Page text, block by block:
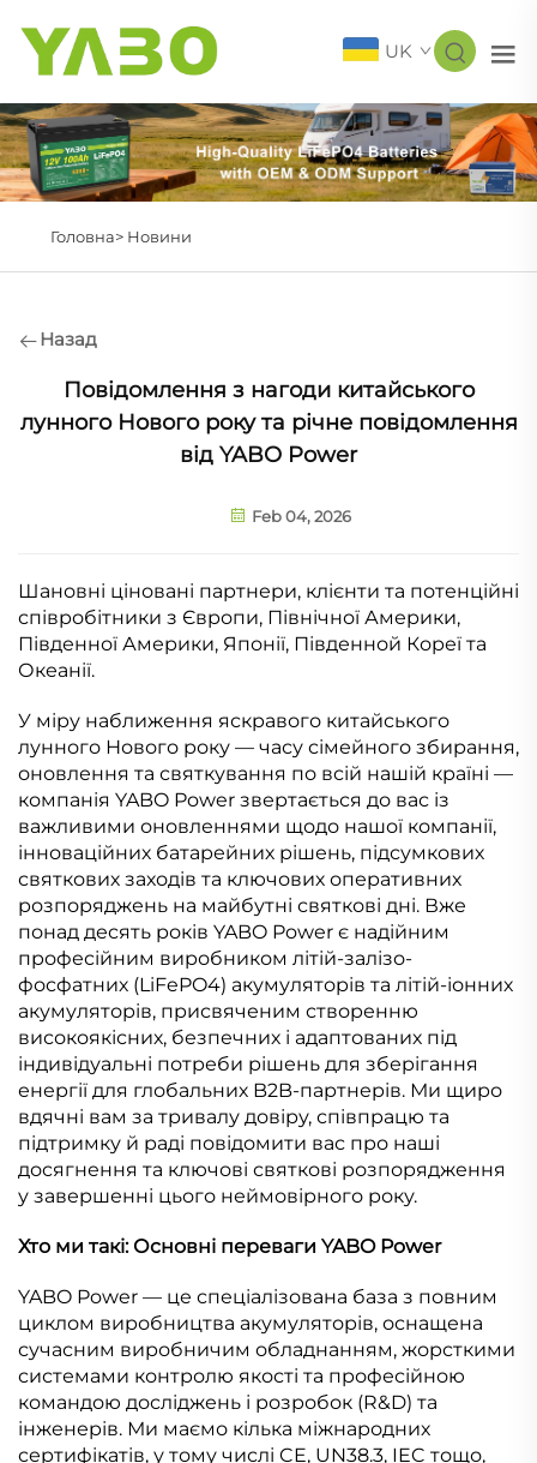
UK
Головна> Новини
Назад
Повідомлення з нагоди китайського
лунного Нового року та річне повідомлення
від YABO Power
Feb 04, 2026
Шановні ціновані партнери, клієнти та потенційні
співробітники з Європи, Північної Америки,
Південної Америки, Японії, Південной Кореї та
Океанії.
У міру наближення яскравого китайського
лунного Нового року — часу сімейного збирання,
оновлення та святкування по всій нашій країні —
компанія YABO Power звертається до вас із
важливими оновленнями щодо нашої компанії,
інноваційних батарейних рішень, підсумкових
святкових заходів та ключових оперативних
розпоряджень на майбутні святкові дні. Вже
понад десять років YABO Power є надійним
професійним виробником літій-залізо-
фосфатних (LiFePO4) акумуляторів та літій-іонних
акумуляторів, присвяченим створенню
високоякісних, безпечних і адаптованих під
індивідуальні потреби рішень для зберігання
енергії для глобальних B2B-партнерів. Ми щиро
вдячні вам за тривалу довіру, співпрацю та
підтримку й раді повідомити вас про наші
досягнення та ключові святкові розпорядження
у завершенні цього неймовірного року.
Хто ми такі: Основні переваги YABO Power
YABO Power — це спеціалізована база з повним
циклом виробництва акумуляторів, оснащена
сучасним виробничим обладнанням, жорсткими
системами контролю якості та професійною
командою досліджень і розробок (R&D) та
інженерів. Ми маємо кілька міжнародних
сертифікатів, у тому числі CE, UN38.3, IEC тощо,